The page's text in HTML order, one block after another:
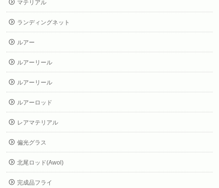
マテリアル
ランディングネット
ルアー
ルアーリール
ルアーリール
ルアーロッド
レアマテリアル
偏光グラス
北尾ロッド(Awol)
完成品フライ